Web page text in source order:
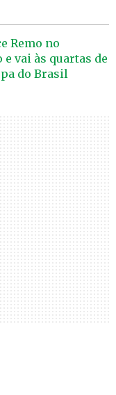
Remo no
vai às quartas de
do Brasil